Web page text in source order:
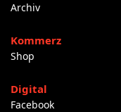
Archiv
Kommerz
Shop
Digital
Facebook